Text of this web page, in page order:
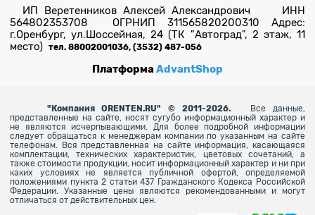
ИП Веретенников Алексей Александрович ИНН
564802353708 ОГРНИП 311565820200310 Адрес:
г.Оренбург, ул.Шоссейная, 24 (ТК "Автоград", 2 этаж, 11
место) тел. 88002001036, (3532) 487-056
ПлатформаAdvantShop
" Компания ORENTEN.RU" © 2011-2026.
Все данные,
представленные на сайте, носят сугубо информационный характер и
не являются исчерпывающими. Для более подробной информации
следует обращаться к менеджерам компании по указанным на сайте
телефонам. Вся представленная на сайте информация, касающаяся
комплектации, технических характеристик, цветовых сочетаний, а
также стоимости продукции, носит информационный характер и ни при
каких условиях не является публичной офертой, определяемой
положениями пункта 2 статьи 437 Гражданского Кодекса Российской
Федерации. Указанные цены являются рекомендованными и могут
отличаться от действительных цен.